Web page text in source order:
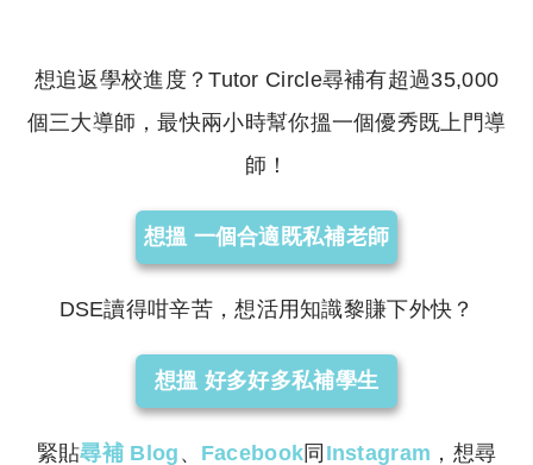
想追返學校進度？Tutor Circle尋補有超過35,000
個三大導師，最快兩小時幫你搵一個優秀既上門導
師！
想搵 一個合適既私補老師
DSE讀得咁辛苦，想活用知識黎賺下外快？
想搵 好多好多私補學生
緊貼尋補 Blog 、 Facebook 同 Instagram ，想尋